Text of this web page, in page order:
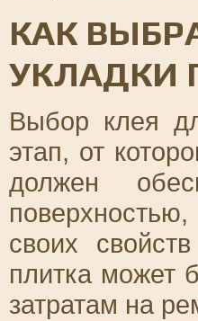
КАК
УКЛАДКИ
Выбор клея
этап, от
должен
своих
плитка может
затратам на